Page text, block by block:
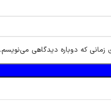
زمانی که دوباره دیدگاهی می‌نویسم.